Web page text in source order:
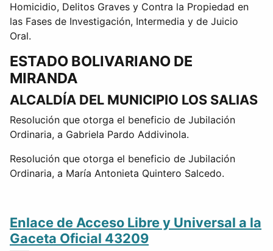
Homicidio, Delitos Graves y Contra la Propiedad en
las Fases de Investigación, Intermedia y de Juicio
Oral.
ESTADO BOLIVARIANO DE
MIRANDA
ALCALDÍA DEL MUNICIPIO LOS SALIAS
Resolución que otorga el beneficio de Jubilación
Ordinaria, a Gabriela Pardo Addivinola.
Resolución que otorga el beneficio de Jubilación
Ordinaria, a María Antonieta Quintero Salcedo.
Enlace de Acceso Libre y Universal a la
Gaceta Oficial 43209